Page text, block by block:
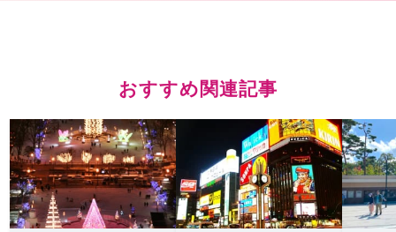
おすすめ関連記事